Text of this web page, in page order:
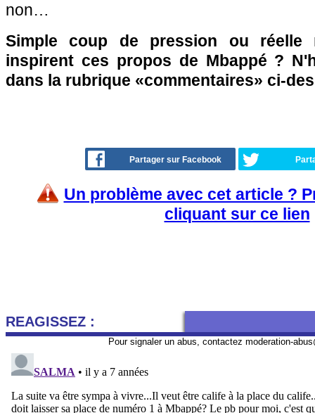
non…
Simple coup de pression ou réelle
inspirent ces propos de Mbappé ?
dans la rubrique «commentaires» ci-
Partager sur Facebook
Un problème avec cet article ?
cliquant sur ce lien
REAGISSEZ :
Pour signaler un abus, contactez moderation-